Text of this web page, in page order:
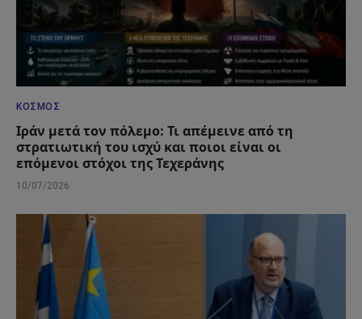
ΚΌΣΜΟΣ
Ιράν μετά τον πόλεμο: Τι απέμεινε από τη
στρατιωτική του ισχύ και ποιοι είναι οι
επόμενοι στόχοι της Τεχεράνης
10/07/2026